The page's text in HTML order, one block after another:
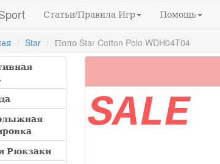
Статьи/Правила Игр Помощь
Star
Поло Star Cotton Polo WDH04T04
Рюкзаки
SALE